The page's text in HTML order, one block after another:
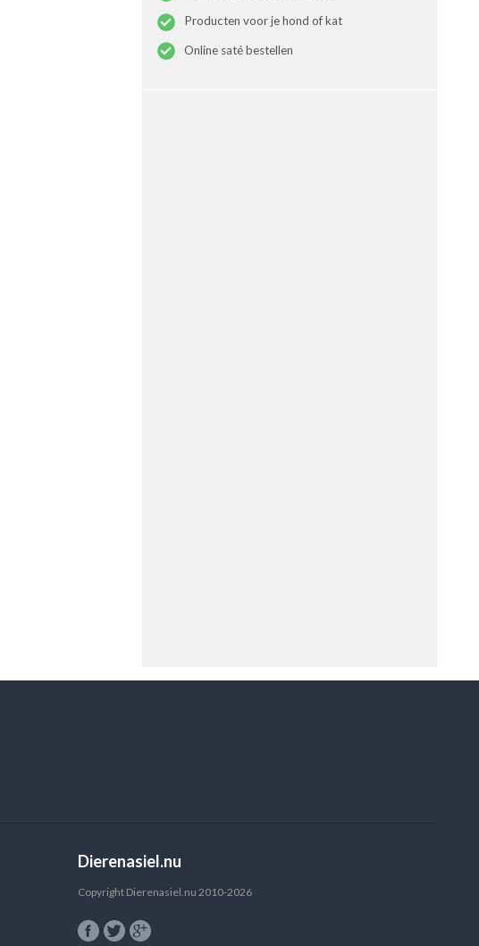
Producten voor je hond of kat
Online saté bestellen
Dierenasiel.nu
Copyright Dierenasiel.nu 2010-2026